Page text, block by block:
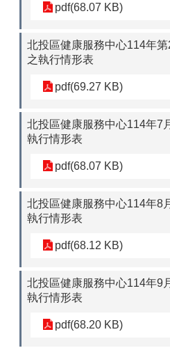
pdf(68.07 KB)
北投區健康服務中心114年
之執行情形表
pdf(69.27 KB)
北投區健康服務中心114年7
執行情形表
pdf(68.07 KB)
北投區健康服務中心114年8
執行情形表
pdf(68.12 KB)
北投區健康服務中心114年9
執行情形表
pdf(68.20 KB)